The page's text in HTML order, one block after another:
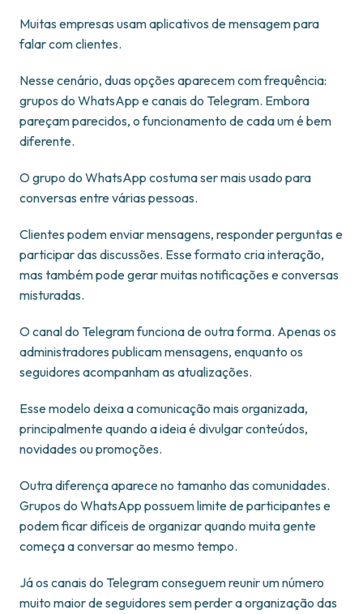
Muitas empresas usam aplicativos de mensagem para
falar com clientes.
Nesse cenário, duas opções aparecem com frequência:
grupos do WhatsApp e canais do Telegram. Embora
pareçam parecidos, o funcionamento de cada um é bem
diferente.
O grupo do WhatsApp costuma ser mais usado para
conversas entre várias pessoas.
Clientes podem enviar mensagens, responder perguntas e
participar das discussões. Esse formato cria interação,
mas também pode gerar muitas notificações e conversas
misturadas.
O canal do Telegram funciona de outra forma. Apenas os
administradores publicam mensagens, enquanto os
seguidores acompanham as atualizações.
Esse modelo deixa a comunicação mais organizada,
principalmente quando a ideia é divulgar conteúdos,
novidades ou promoções.
Outra diferença aparece no tamanho das comunidades.
Grupos do WhatsApp possuem limite de participantes e
podem ficar difíceis de organizar quando muita gente
começa a conversar ao mesmo tempo.
Já os canais do Telegram conseguem reunir um número
muito maior de seguidores sem perder a organização das